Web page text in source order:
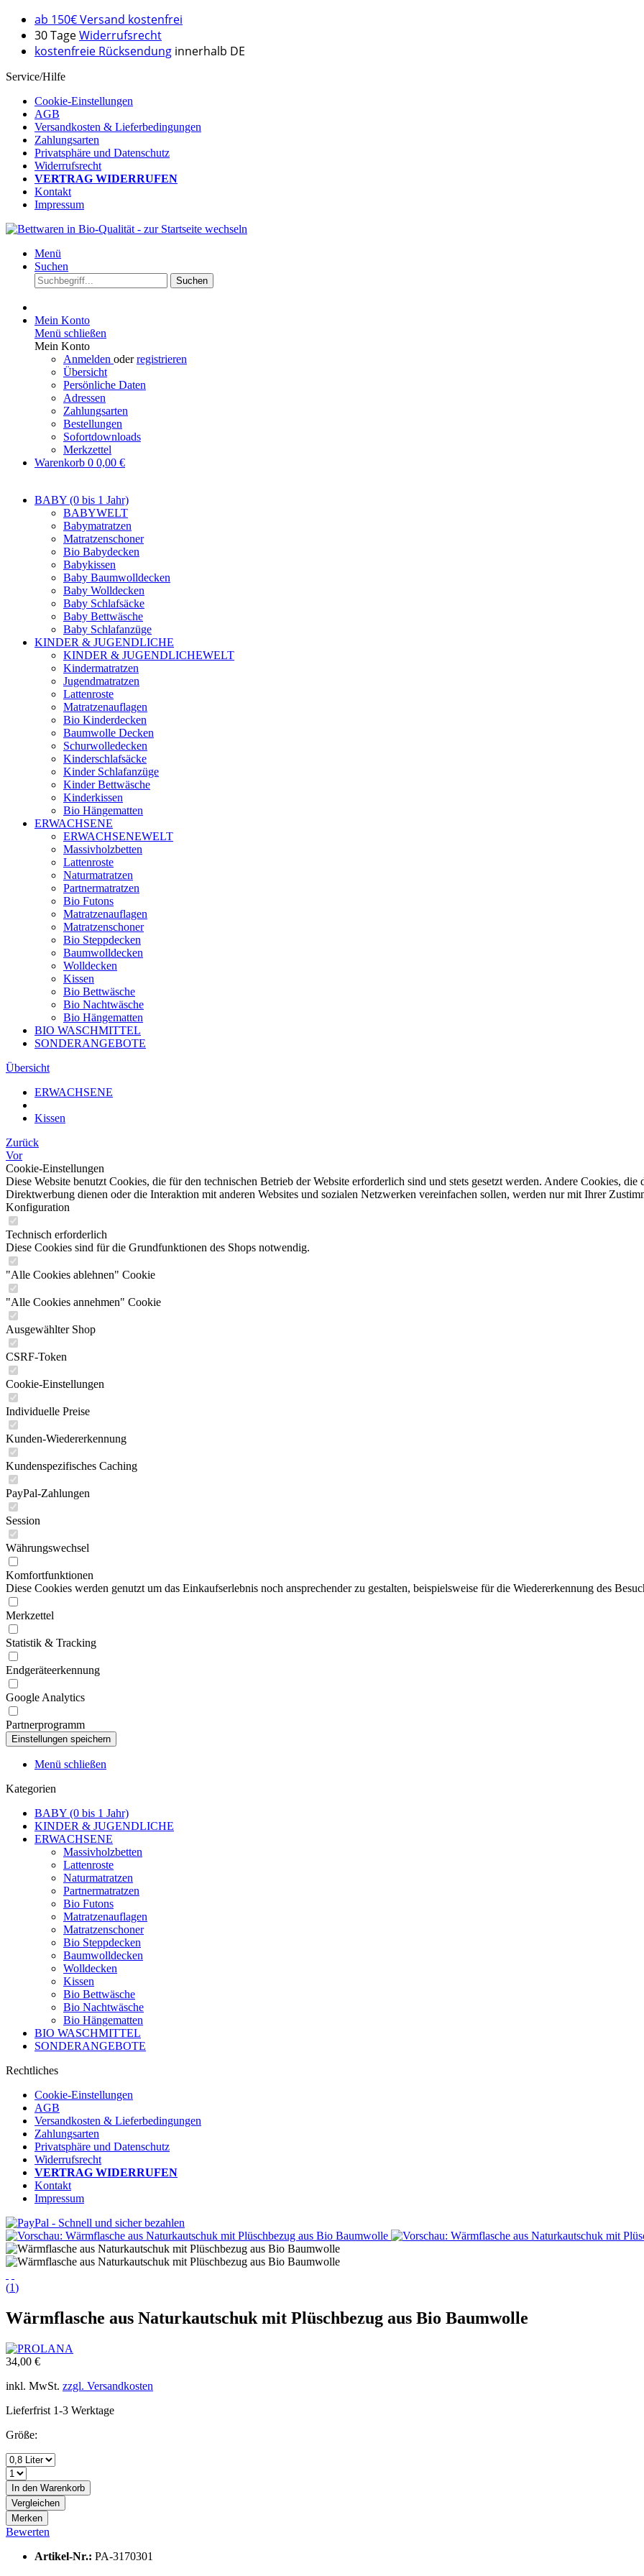
ab 150€ Versand kostenfrei
30 TageWiderrufsrecht
kostenfreie Rücksendung innerhalb DE
Service/Hilfe
Cookie-Einstellungen
AGB
Versandkosten & Lieferbedingungen
Zahlungsarten
Privatsphäre und Datenschutz
Widerrufsrecht
VERTRAG WIDERRUFEN
Kontakt
Impressum
Menü
Suchen
Suchen
Mein Konto
Menü schließen
Mein Konto
Anmelden oderregistrieren
Übersicht
Persönliche Daten
Adressen
Zahlungsarten
Bestellungen
Sofortdownloads
Merkzettel
Warenkorb 0 0,00 €
BABY (0 bis 1 Jahr)
BABYWELT
Babymatratzen
Matratzenschoner
Bio Babydecken
Babykissen
Baby Baumwolldecken
Baby Wolldecken
Baby Schlafsäcke
Baby Bettwäsche
Baby Schlafanzüge
KINDER & JUGENDLICHE
KINDER & JUGENDLICHEWELT
Kindermatratzen
Jugendmatratzen
Lattenroste
Matratzenauflagen
Bio Kinderdecken
Baumwolle Decken
Schurwolledecken
Kinderschlafsäcke
Kinder Schlafanzüge
Kinder Bettwäsche
Kinderkissen
Bio Hängematten
ERWACHSENE
ERWACHSENEWELT
Massivholzbetten
Lattenroste
Naturmatratzen
Partnermatratzen
Bio Futons
Matratzenauflagen
Matratzenschoner
Bio Steppdecken
Baumwolldecken
Wolldecken
Kissen
Bio Bettwäsche
Bio Nachtwäsche
Bio Hängematten
BIO WASCHMITTEL
SONDERANGEBOTE
Übersicht
ERWACHSENE
Kissen
Zurück
Vor
Cookie-Einstellungen
Diese Website benutzt Cookies, die für den technischen Betrieb der Website erforderlich sind und stets gesetzt werden. Andere Cookies,
Direktwerbung dienen oder die Interaktion mit anderen Websites und sozialen Netzwerken vereinfachen sollen, werden nur mit Ihrer
Konfiguration
Technisch erforderlich
Diese Cookies sind für die Grundfunktionen des Shops notwendig.
"Alle Cookies ablehnen" Cookie
"Alle Cookies annehmen" Cookie
Ausgewählter Shop
CSRF-Token
Cookie-Einstellungen
Individuelle Preise
Kunden-Wiedererkennung
Kundenspezifisches Caching
PayPal-Zahlungen
Session
Währungswechsel
Komfortfunktionen
Diese Cookies werden genutzt um das Einkaufserlebnis noch ansprechender zu gestalten, beispielsweise für die Wiedererkennung des
Merkzettel
Statistik & Tracking
Endgeräteerkennung
Google Analytics
Partnerprogramm
Menü schließen
Kategorien
BABY (0 bis 1 Jahr)
KINDER & JUGENDLICHE
ERWACHSENE
Massivholzbetten
Lattenroste
Naturmatratzen
Partnermatratzen
Bio Futons
Matratzenauflagen
Matratzenschoner
Bio Steppdecken
Baumwolldecken
Wolldecken
Kissen
Bio Bettwäsche
Bio Nachtwäsche
Bio Hängematten
BIO WASCHMITTEL
SONDERANGEBOTE
Rechtliches
Cookie-Einstellungen
AGB
Versandkosten & Lieferbedingungen
Zahlungsarten
Privatsphäre und Datenschutz
Widerrufsrecht
VERTRAG WIDERRUFEN
Kontakt
Impressum
(1)
Wärmflasche aus Naturkautschuk mit Plüschbezug aus Bio Baumwolle
34,00 €
inkl. MwSt. zzgl. Versandkosten
Lieferfrist 1-3 Werktage
Größe:
In den Warenkorb
Vergleichen
Merken
Bewerten
Artikel-Nr.: PA-3170301